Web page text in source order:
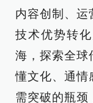
内容创制、运
技术优势转
海，探索全球
懂文化、通情
需突破的瓶颈